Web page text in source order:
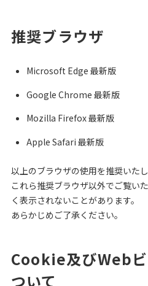
推奨ブラウザ
Microsoft Edge 最新版
Google Chrome 最新版
Mozilla Firefox 最新版
Apple Safari 最新版
以上のブラウザの使用を推奨いたし
これら推奨ブラウザ以外でご覧い
く表示されないことがあります。
あらかじめご了承ください。
Cookie及びWeb
ついて